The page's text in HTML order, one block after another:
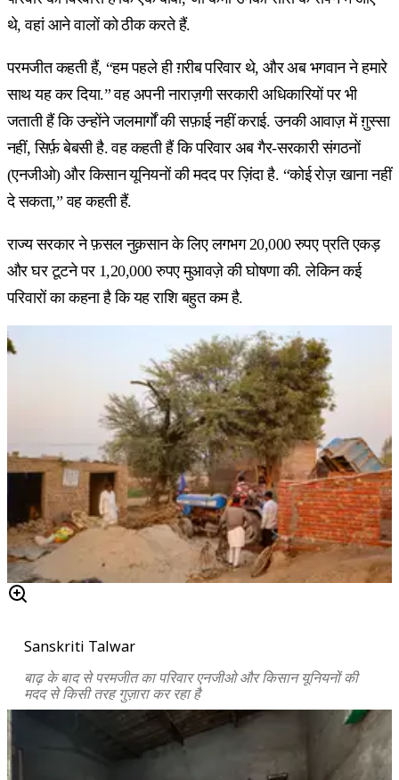
थे, वहां आने वालों को ठीक करते हैं.
परमजीत कहती हैं, “हम पहले ही ग़रीब परिवार थे, और अब भगवान ने हमारे
साथ यह कर दिया.” वह अपनी नाराज़गी सरकारी अधिकारियों पर भी
जताती हैं कि उन्होंने जलमार्गों की सफ़ाई नहीं कराई. उनकी आवाज़ में ग़ुस्सा
नहीं, सिर्फ़ बेबसी है. वह कहती हैं कि परिवार अब गैर-सरकारी संगठनों
(एनजीओ) और किसान यूनियनों की मदद पर ज़िंदा है. “कोई रोज़ खाना नहीं
दे सकता,” वह कहती हैं.
राज्य सरकार ने फ़सल नुक़सान के लिए लगभग 20,000 रुपए प्रति एकड़
और घर टूटने पर 1,20,000 रुपए मुआवज़े की घोषणा की. लेकिन कई
परिवारों का कहना है कि यह राशि बहुत कम है.
Sanskriti Talwar
बाढ़ के बाद से परमजीत का परिवार एनजीओ और किसान यूनियनों की
मदद से किसी तरह गुज़ारा कर रहा है